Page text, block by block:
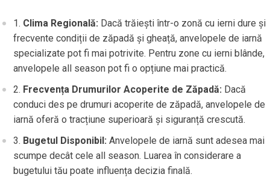
1. Clima Regională: Dacă trăiești într-o zonă cu ierni dure și
frecvente condiții de zăpadă și gheață, anvelopele de iarnă
specializate pot fi mai potrivite. Pentru zone cu ierni blânde,
anvelopele all season pot fi o opțiune mai practică.
2. Frecvența Drumurilor Acoperite de Zăpadă: Dacă
conduci des pe drumuri acoperite de zăpadă, anvelopele de
iarnă oferă o tracțiune superioară și siguranță crescută.
3. Bugetul Disponibil: Anvelopele de iarnă sunt adesea mai
scumpe decât cele all season. Luarea în considerare a
bugetului tău poate influența decizia finală.